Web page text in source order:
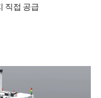
직접 공급